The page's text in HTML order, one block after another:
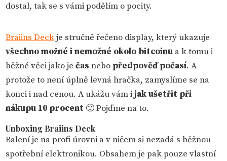
dostal, tak se s vámi podělím o pocity.
Braiins Deckje stručně řečeno display, který ukazuje
všechno možné i nemožné okolo bitcoinu a k tomu i
běžné věci jako ječas nebo předpověď počasí. A
protože to není úplně levná hračka, zamyslíme se na
konci i nad cenou. A ukážu vám ijak ušetřit při
nákupu 10 procent 🙂 Pojďme na to.
Unboxing Braiins Deck
Balení je na profi úrovni a v ničem si nezadá s běžnou
spotřební elektronikou. Obsahem je pak pouze vlastní